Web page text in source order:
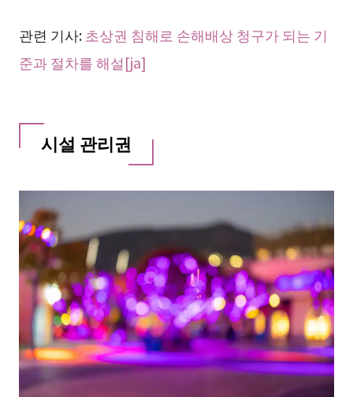
관련 기사: 초상권 침해로 손해배상 청구가 되는 기
준과 절차를 해설[ja]
시설 관리권